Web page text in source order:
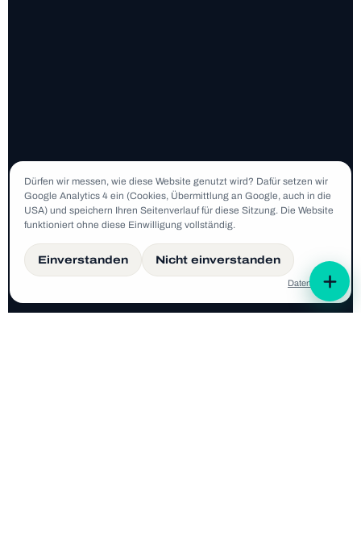
Dür­fen wir mes­sen, wie diese Web­site genutzt wird? Dafür set­zen wir
Google Ana­ly­tics 4 ein (Coo­kies, Über­mitt­lung an Google, auch in die
USA) und spei­chern Ihren Sei­ten­ver­lauf für diese Sit­zung. Die Web­site
funk­tio­niert ohne diese Ein­wil­li­gung voll­stän­dig.
Einverstanden Nicht einverstanden
Daten­schutz